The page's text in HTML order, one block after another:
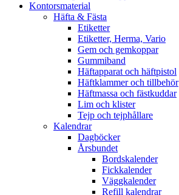
Kontorsmaterial
Häfta & Fästa
Etiketter
Etiketter, Herma, Vario
Gem och gemkoppar
Gummiband
Häftapparat och häftpistol
Häftklammer och tillbehör
Häftmassa och fästkuddar
Lim och klister
Tejp och tejphållare
Kalendrar
Dagböcker
Årsbundet
Bordskalender
Fickkalender
Väggkalender
Refill kalendrar